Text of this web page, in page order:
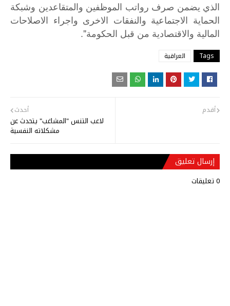
الذي يضمن صرف رواتب الموظفين والمتقاعدين وشبكة
الحماية
الاجتماعية والنفقات الاخرى واجراء
الاصلاحات
المالية والاقتصادية من قبل الحكومة".
Tags العراقية
أحدث
لاعب التنس "المشاغب" يتحدث عن
مشكلاته النفسية
أقدم
إرسال تعليق
0 تعليقات